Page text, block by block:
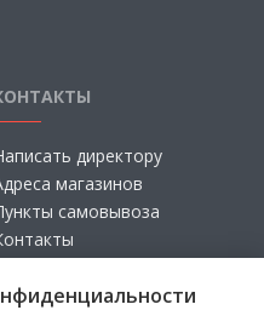
директору
магазинов
самовывоза